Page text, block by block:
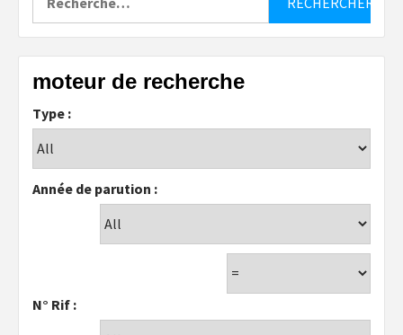
moteur de recherche
Type :
Année de parution :
N° Rif :